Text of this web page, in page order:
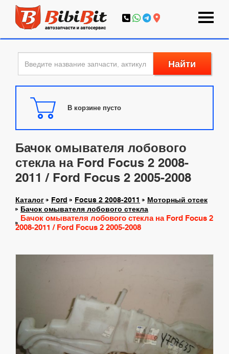
Найти
В корзине пусто
Бачок омывателя лобового
стекла на Ford Focus 2 2008-
2011 / Ford Focus 2 2005-2008
Каталог Ford Focus 2 2008-2011
Моторный отсек
Бачок омывателя лобового стекла
Бачок омывателя лобового стекла на Ford Focus 2
2008-2011 / Ford Focus 2 2005-2008